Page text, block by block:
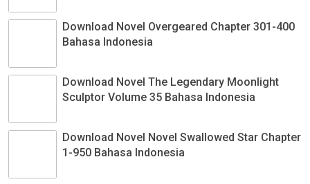
Download Novel Overgeared Chapter 301-400
Bahasa Indonesia
Download Novel The Legendary Moonlight
Sculptor Volume 35 Bahasa Indonesia
Download Novel Novel Swallowed Star Chapter
1-950 Bahasa Indonesia